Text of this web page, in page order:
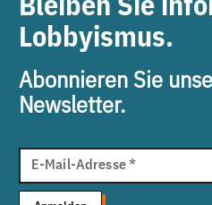
Bleiben Sie
Lobbyismus.
Abonnieren Sie
Newsletter.
Mail
Adresse
E-Mail-Adresse*